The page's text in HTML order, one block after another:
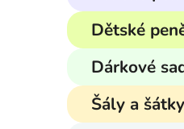
t
r
a
n
í
g
o
r
e
Dětské
Dárkové
Šály a šátky